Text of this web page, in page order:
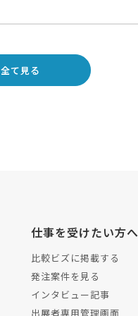
全て見る
仕事を受けたい方へ
比較ビズに掲載する
発注案件を見る
インタビュー記事
出展者専用管理画面